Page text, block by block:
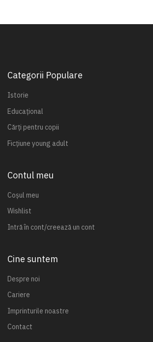
Categorii Populare
Istorie
Educațional
Cărți pentru copii
Ficțiune young adult
Contul meu
Coșul meu
Wishlist
Intră în cont/creează un cont
Cine suntem
Despre noi
Cariere
Imprinturile noastre
Contact